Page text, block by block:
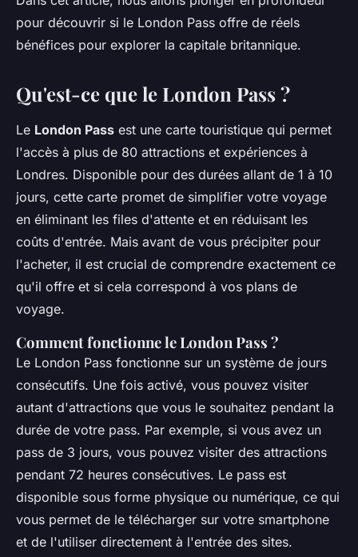
Louna •22 février 2025• 7 min de lecture
pour découvrir si le London Pass offre de réels
bénéfices pour explorer la capitale britannique.
Qu'est-ce que le London Pass ?
Le London Pass est une carte touristique qui permet
l'accès à plus de 80 attractions et expériences à
Londres. Disponible pour des durées allant de 1 à 10
jours, cette carte promet de simplifier votre voyage
en éliminant les files d'attente et en réduisant les
coûts d'entrée. Mais avant de vous précipiter pour
l'acheter, il est crucial de comprendre exactement ce
qu'il offre et si cela correspond à vos plans de
voyage.
Comment fonctionne le London Pass ?
Le London Pass fonctionne sur un système de jours
consécutifs. Une fois activé, vous pouvez visiter
autant d'attractions que vous le souhaitez pendant la
durée de votre pass. Par exemple, si vous avez un
pass de 3 jours, vous pouvez visiter des attractions
pendant 72 heures consécutives. Le pass est
disponible sous forme physique ou numérique, ce qui
vous permet de le télécharger sur votre smartphone
et de l'utiliser directement à l'entrée des sites.